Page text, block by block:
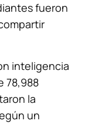
fueron
inteligencia
78,988
la
un